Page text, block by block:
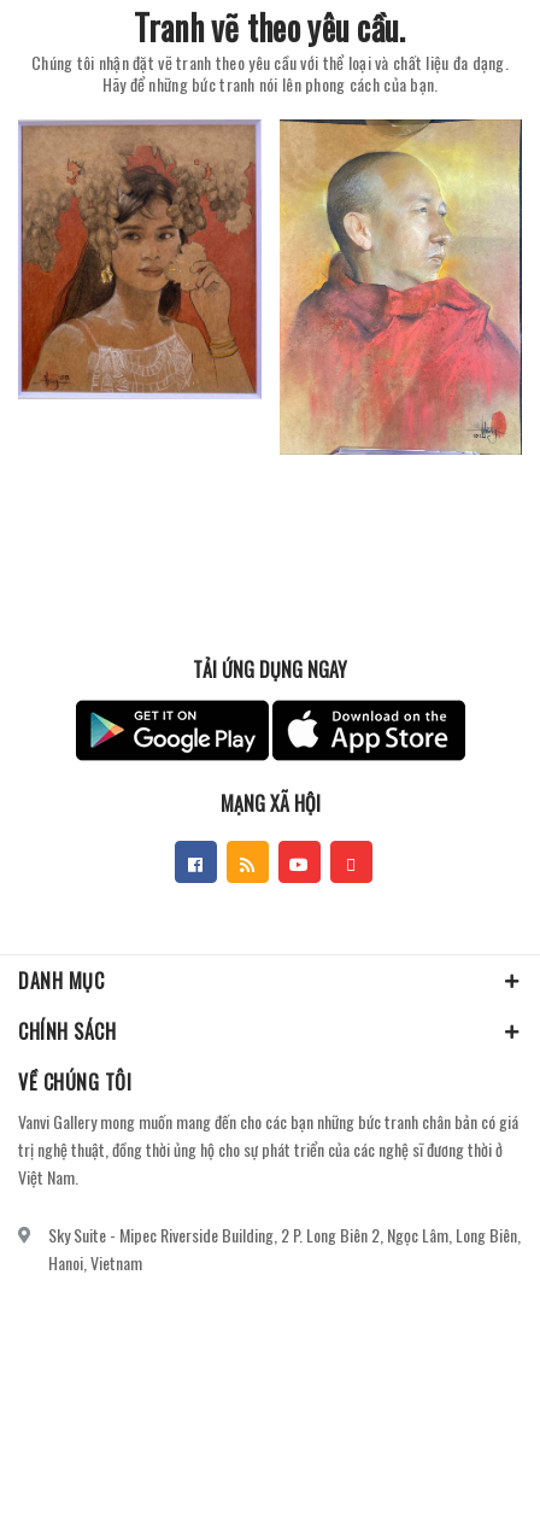
Tranh vẽ theo yêu cầu.
Chúng tôi nhận đặt vẽ tranh theo yêu cầu với thể loại và chất liệu đa dạng.
Hãy để những bức tranh nói lên phong cách của bạn.
TẢI ỨNG DỤNG NGAY
MẠNG XÃ HỘI
DANH MỤC
CHÍNH SÁCH
VỀ CHÚNG TÔI
Vanvi Gallery mong muốn mang đến cho các bạn những bức tranh chân bản có giá
trị nghệ thuật, đồng thời ủng hộ cho sự phát triển của các nghệ sĩ đương thời ở
Việt Nam.
Sky Suite - Mipec Riverside Building, 2 P. Long Biên 2, Ngọc Lâm, Long Biên,
Hanoi, Vietnam